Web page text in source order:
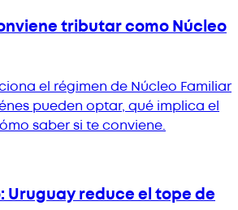
tributar como Núcleo
el régimen de Núcleo Familiar
pueden optar, qué implica el
saber si te conviene.
Uruguay reduce el tope de